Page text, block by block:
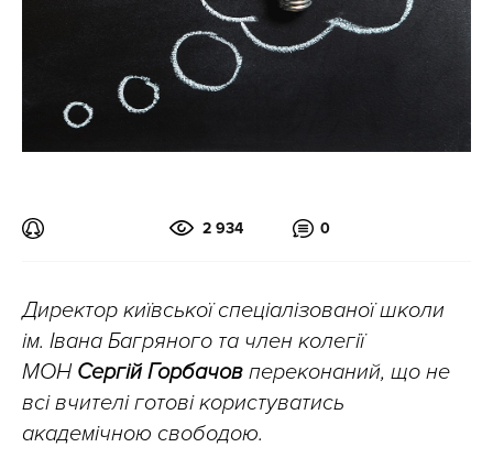
2 934 0
Директор київської спеціалізованої школи
ім. Івана Багряного та член колегії
МОН Сергій Горбачов переконаний, що не
всі вчителі готові користуватись
академічною свободою.